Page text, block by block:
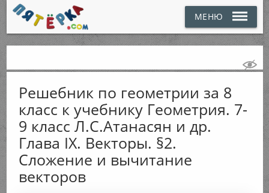
МЕНЮ
Решебник по геометрии за 8
класс к учебнику Геометрия. 7-
9 класс Л.С.Атанасян и др.
Глава IX. Векторы. §2.
Сложение и вычитание
векторов